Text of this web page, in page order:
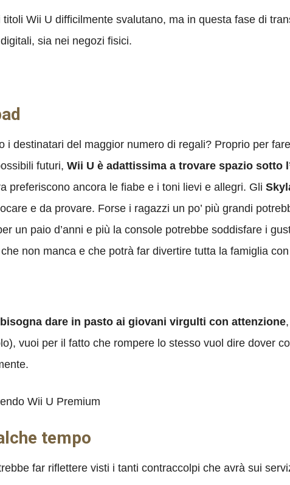
titoli Wii U difficilmente svalutano, ma in questa fase di
sia nei negozi fisici.
destinatari del maggior numero di regali? Proprio per
futuri, Wii U è adattissima a trovare spazio sotto
preferiscono ancora le fiabe e i toni lievi e allegri. Gli
e da provare. Forse i ragazzi un po’ più grandi
un paio d’anni e più la console potrebbe soddisfare i
non manca e che potrà far divertire tutta la famiglia
dare in pasto ai giovani virgulti con attenzione
vuoi per il fatto che rompere lo stesso vuol dire dover
tempo
far riflettere visti i tanti contraccolpi che avrà sui